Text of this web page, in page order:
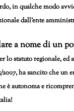
in qualche modo
dall’ente
a nome di un
lo statuto regionale, ed
2007, ha sancito che
è autonoma e